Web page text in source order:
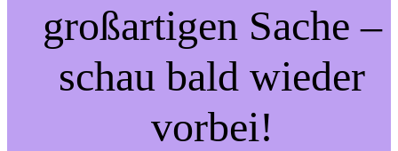
großartigen Sache –
schau bald wieder
vorbei!